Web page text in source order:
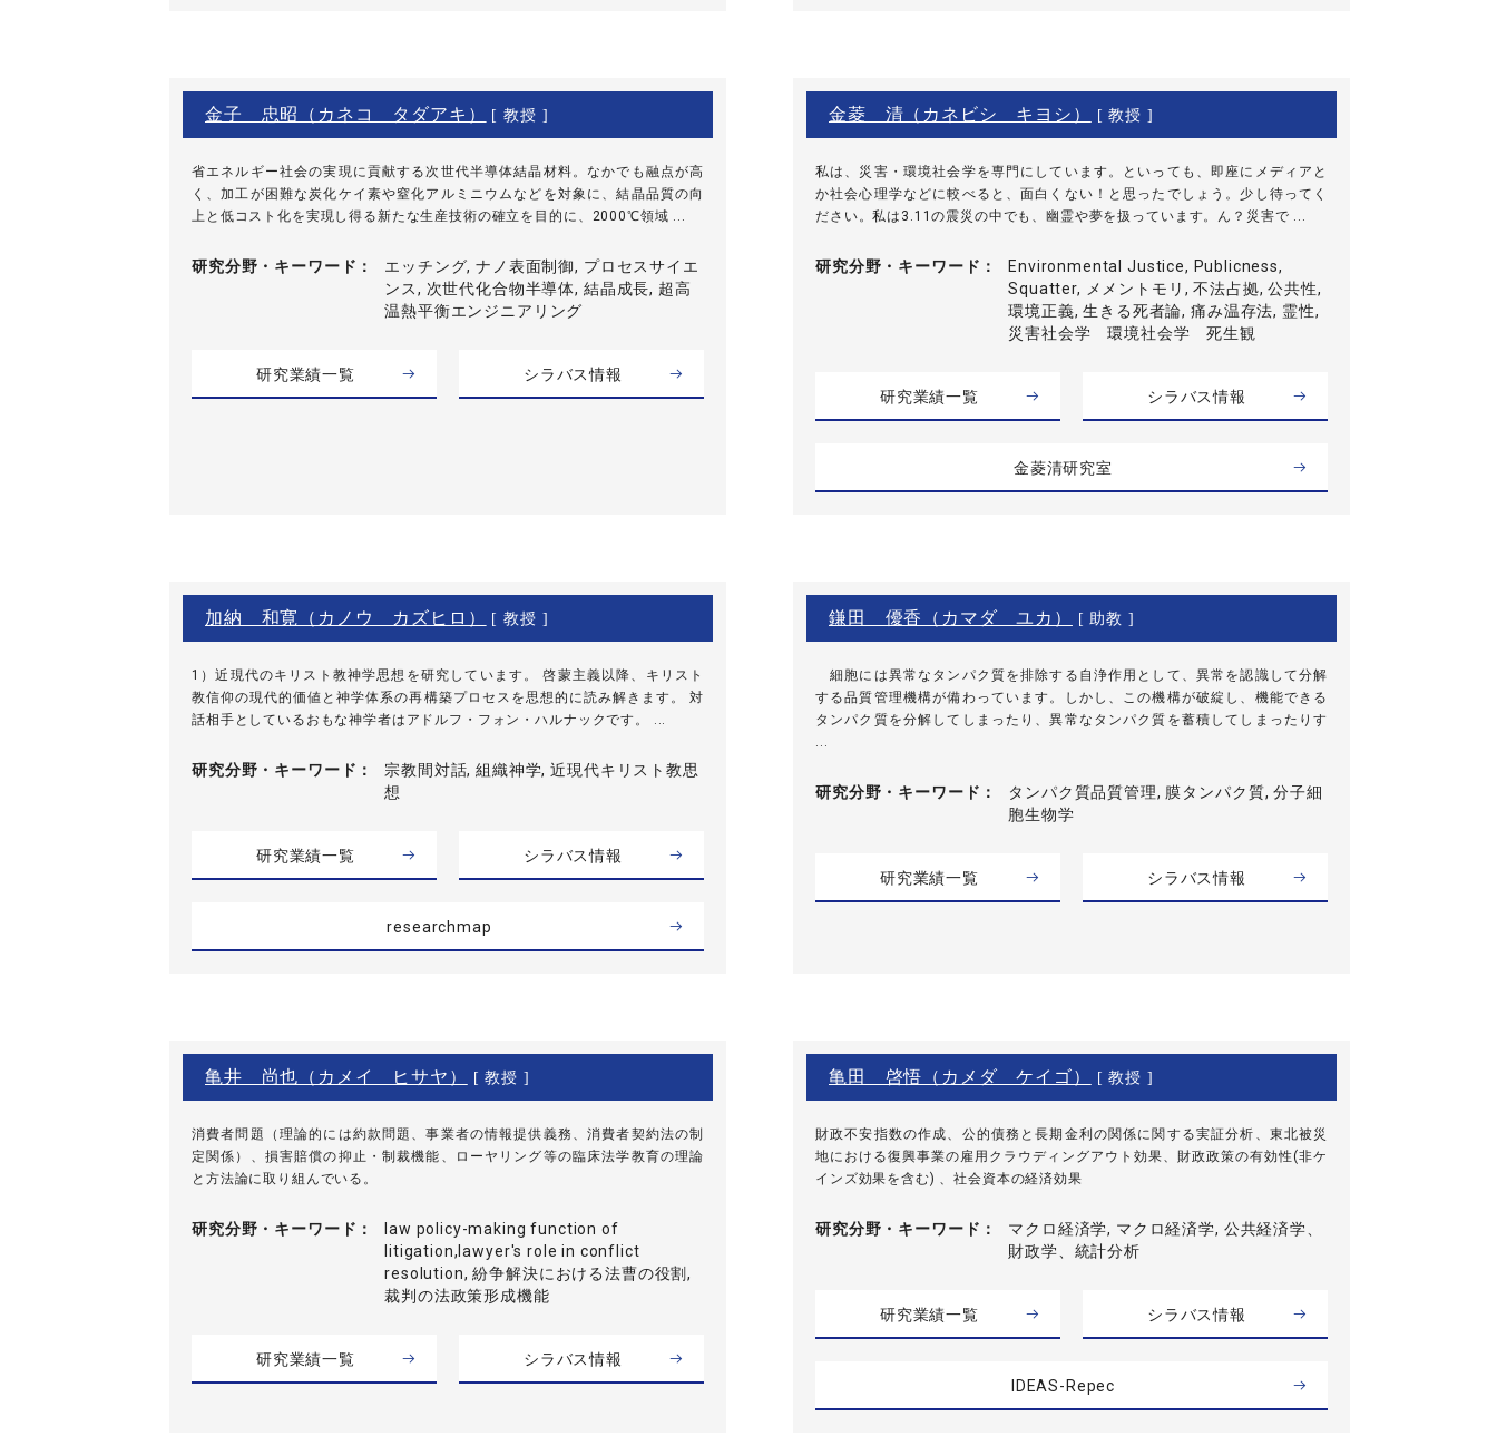
金子 忠昭（カネコ タダアキ） [ 教授 ]
省エネルギー社会の実現に貢献する次世代半導体結晶材料。なかでも融点が高
く、加工が困難な炭化ケイ素や窒化アルミニウムなどを対象に、結晶品質の向
上と低コスト化を実現し得る新たな生産技術の確立を目的に、2000℃領域 ...
研究分野・ キーワード
エッチング, ナノ表面制御, プロセスサイエ
ンス, 次世代化合物半導体, 結晶成長, 超高
温熱平衡エンジニアリング
研究業績一覧 シラバス情報
金菱 清（カネビシ キヨシ） [ 教授 ]
私は、災害・環境社会学を専門にしています。といっても、即座にメディアと
か社会心理学などに較べると、面白くない！と思ったでしょう。少し待ってく
ださい。私は3.11の震災の中でも、幽霊や夢を扱っています。ん？災害で ...
研究分野・ キーワード
Environmental Justice, Publicness,
Squatter, メメントモリ, 不法占拠, 公共性,
環境正義, 生きる死者論, 痛み温存法, 霊性,
災害社会学 環境社会学 死生観
研究業績一覧 シラバス情報
金菱清研究室
加納 和寛（カノウ カズヒロ） [ 教授 ]
1）近現代のキリスト教神学思想を研究しています。 啓蒙主義以降、キリスト
教信仰の現代的価値と神学体系の再構築プロセスを思想的に読み解きます。 対
話相手としているおもな神学者はアドルフ・フォン・ハルナックです。 ...
研究分野・ キーワード
宗教間対話, 組織神学, 近現代キリスト教思
想
研究業績一覧 シラバス情報
researchmap
鎌田 優香（カマダ ユカ） [ 助教 ]
細胞には異常なタンパク質を排除する自浄作用として、異常を認識して分解
する品質管理機構が備わっています。しかし、この機構が破綻し、機能できる
タンパク質を分解してしまったり、異常なタンパク質を蓄積してしまったりす
研究分野・ キーワード
タンパク質品質管理, 膜タンパク質, 分子細
胞生物学
研究業績一覧 シラバス情報
亀井 尚也（カメイ ヒサヤ） [ 教授 ]
消費者問題（理論的には約款問題、事業者の情報提供義務、消費者契約法の制
定関係）、損害賠償の抑止・制裁機能、ローヤリング等の臨床法学教育の理論
と方法論に取り組んでいる。
研究分野・ キーワード
law policy-making function of
litigation,lawyer's role in conflict
resolution, 紛争解決における法曹の役割,
裁判の法政策形成機能
研究業績一覧 シラバス情報
亀田 啓悟（カメダ ケイゴ） [ 教授 ]
財政不安指数の作成、公的債務と長期金利の関係に関する実証分析、東北被災
地における復興事業の雇用クラウディングアウト効果、財政政策の有効性(非ケ
インズ効果を含む) 、社会資本の経済効果
研究分野・ キーワード
マクロ経済学, マクロ経済学, 公共経済学、
財政学、統計分析
研究業績一覧 シラバス情報
IDEAS-Repec